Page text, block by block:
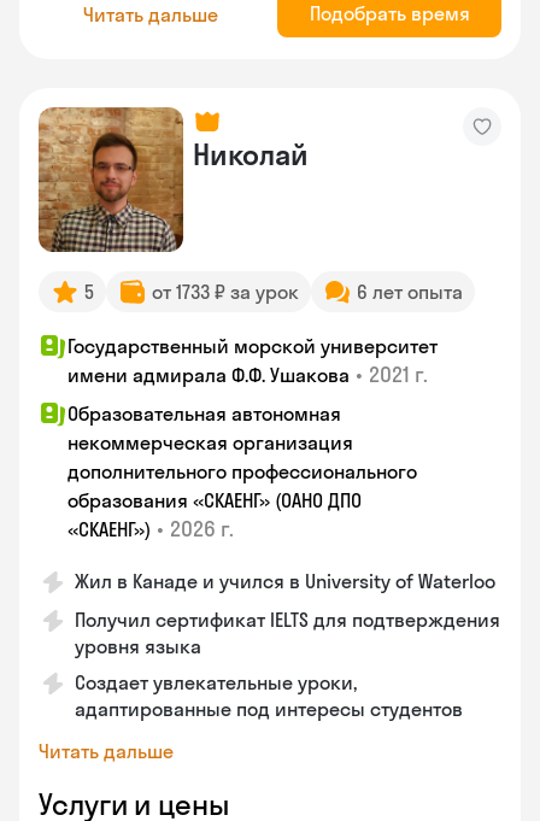
Читать дальше Подобрать время
Николай
5 от 1733 ₽ за урок 6 лет опыта
Государственный морской университет
имени адмирала Ф.Ф. Ушакова • 2021 г.
Образовательная автономная
некоммерческая организация
дополнительного профессионального
образования «СКАЕНГ» (ОАНО ДПО
«СКАЕНГ») • 2026 г.
Жил в Канаде и учился в University of Waterloo
Получил сертификат IELTS для подтверждения
уровня языка
Создает увлекательные уроки,
адаптированные под интересы студентов
Читать дальше
Услуги и цены